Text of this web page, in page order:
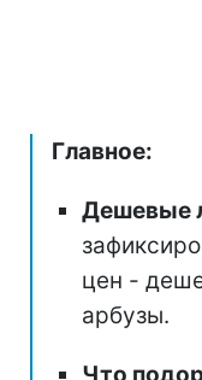
Главное:
Дешевые
цен -
арбузы.